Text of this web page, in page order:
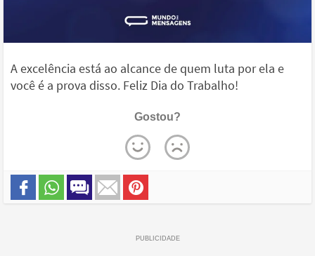
A excelência está ao alcance de quem luta por ela e
você é a prova disso. Feliz Dia do Trabalho!
Gostou?